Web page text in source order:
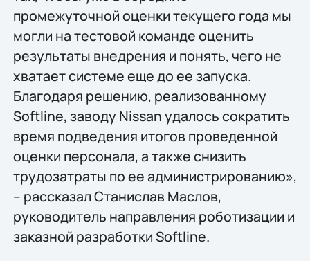
промежуточной оценки текущего года мы
могли на тестовой команде оценить
результаты внедрения и понять, чего не
хватает системе еще до ее запуска.
Благодаря решению, реализованному
Softline, заводу Nissan удалось сократить
время подведения итогов проведенной
оценки персонала, а также снизить
трудозатраты по ее администрированию»,
– рассказал Станислав Маслов,
руководитель направления роботизации и
заказной разработки Softline.